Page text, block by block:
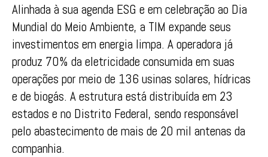
Alinhada à sua agenda ESG e em celebração ao Dia
Mundial do Meio Ambiente, a TIM expande seus
investimentos em energia limpa. A operadora já
produz 70% da eletricidade consumida em suas
operações por meio de 136 usinas solares, hídricas
e de biogás. A estrutura está distribuída em 23
estados e no Distrito Federal, sendo responsável
pelo abastecimento de mais de 20 mil antenas da
companhia.